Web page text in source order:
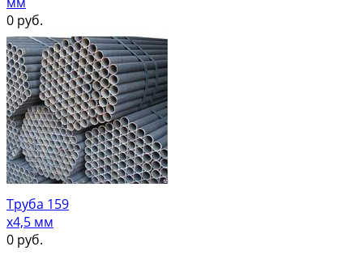
0 руб.
Труба 159
х4,5 мм
0 руб.